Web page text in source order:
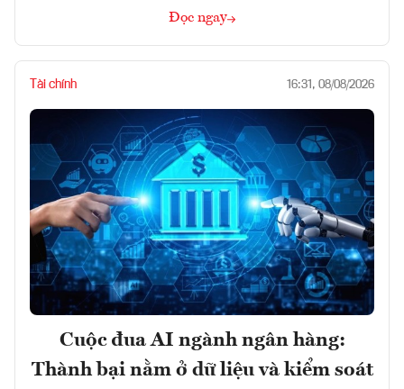
Đọc ngay
Tài chính 16:31, 08/08/2026
Cuộc đua AI ngành ngân hàng:
Thành bại nằm ở dữ liệu và kiểm soát